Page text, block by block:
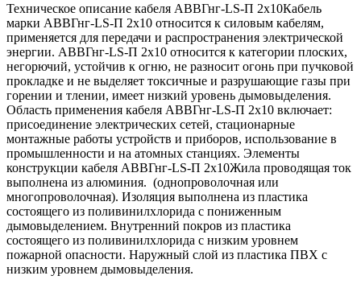
Техническое описание кабеля АВВГнг-LS-П 2х10Кабель
марки АВВГнг-LS-П 2х10 относится к силовым кабелям,
применяется для передачи и распространения электрической
энергии. АВВГнг-LS-П 2х10 относится к категории плоских,
негорючий, устойчив к огню, не разносит огонь при пучковой
прокладке и не выделяет токсичные и разрушающие газы при
горении и тлении, имеет низкий уровень дымовыделения.
Область применения кабеля АВВГнг-LS-П 2х10 включает:
присоединение электрических сетей, стационарные
монтажные работы устройств и приборов, использование в
промышленности и на атомных станциях. Элементы
конструкции кабеля АВВГнг-LS-П 2х10Жила проводящая ток
выполнена из алюминия. (однопроволочная или
многопроволочная). Изоляция выполнена из пластика
состоящего из поливинилхлорида с пониженным
дымовыделением. Внутренний покров из пластика
состоящего из поливинилхлорида с низким уровнем
пожарной опасности. Наружный слой из пластика ПВХ с
низким уровнем дымовыделения.